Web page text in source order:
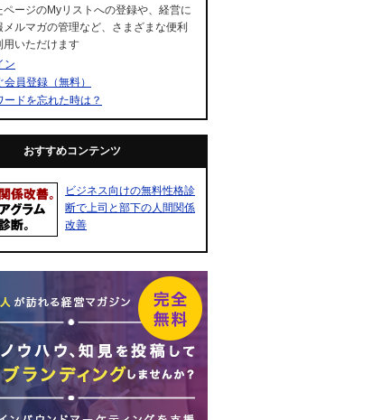
ページのMyリストへの登録や、経営に
メルマガの管理など、さまざまな便利
用いただけます
ン
会員登録（無料）
ードを忘れた時は？
おすすめコンテンツ
ビジネス向けの無料性格診
断で上司と部下の人間関係
改善